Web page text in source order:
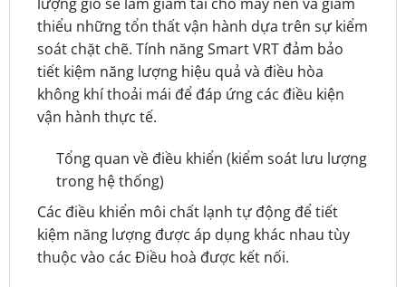
thiểu những tổn thất vận hành dựa trên sự kiểm
soát chặt chẽ. Tính năng Smart VRT đảm bảo
tiết kiệm năng lượng hiệu quả và điều hòa
không khí thoải mái để đáp ứng các điều kiện
vận hành thực tế.
Tổng quan về điều khiển (kiểm soát lưu lượng
trong hệ thống)
Các điều khiển môi chất lạnh tự động để tiết
kiệm năng lượng được áp dụng khác nhau tùy
thuộc vào các Điều hoà được kết nối.